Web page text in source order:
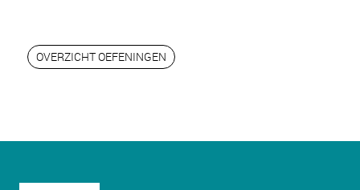
OVERZICHT OEFENINGEN